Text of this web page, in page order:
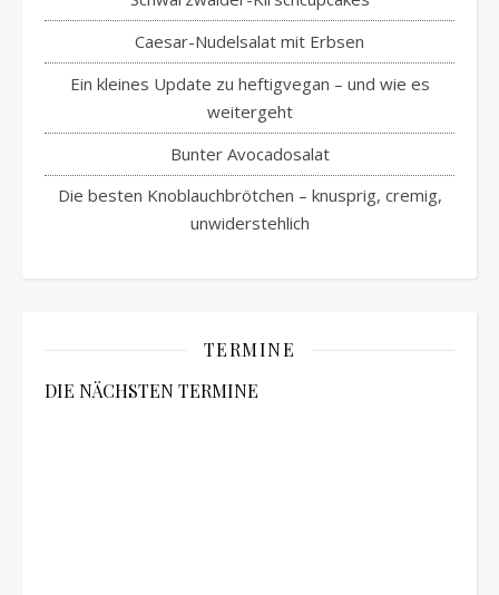
Caesar-Nudelsalat mit Erbsen
Ein kleines Update zu heftigvegan – und wie es
weitergeht
Bunter Avocadosalat
Die besten Knoblauchbrötchen – knusprig, cremig,
unwiderstehlich
TERMINE
DIE NÄCHSTEN TERMINE